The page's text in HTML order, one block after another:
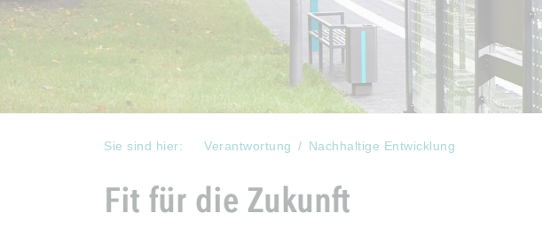
Sie sind hier: Verantwortung Nachhaltige Entwicklung
Fit für die Zukunft